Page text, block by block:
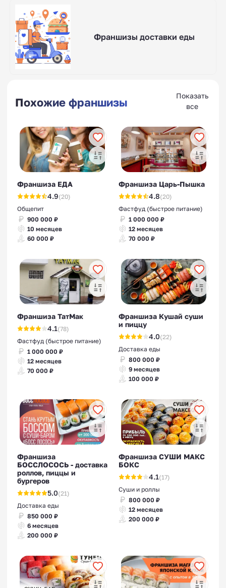
Франшизы доставки еды
Похожие франшизы
Показать
все
Франшиза ЕДА
4.9(20)
Общепит
900 000 ₽
10 месяцев
60 000 ₽
Франшиза Царь-Пышка
4.8(20)
Фастфуд (быстрое питание)
1 000 000 ₽
12 месяцев
70 000 ₽
Франшиза ТатМак
4.1(78)
Фастфуд (быстрое питание)
1 000 000 ₽
12 месяцев
70 000 ₽
Франшиза Кушай суши
и пиццу
4.0(22)
Доставка еды
800 000 ₽
9 месяцев
100 000 ₽
Франшиза
БОССЛОСОСЬ - доставка
роллов, пиццы и
бургеров
5.0(21)
Доставка еды
850 000 ₽
6 месяцев
200 000 ₽
Франшиза СУШИ МАКС
БОКС
4.1(17)
Суши и роллы
800 000 ₽
12 месяцев
200 000 ₽